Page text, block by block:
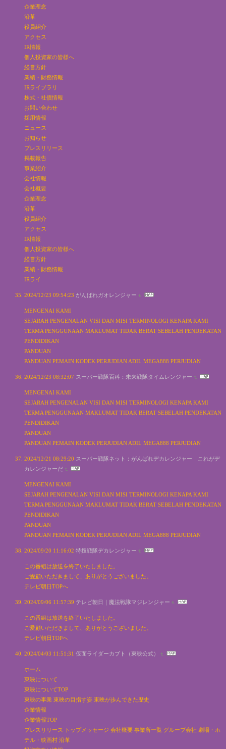
企業理念
沿革
役員紹介
アクセス
IR情報
個人投資家の皆様へ
経営方針
業績・財務情報
IRライブラリ
株式・社債情報
お問い合わせ
採用情報
ニュース
お知らせ
プレスリリース
掲載報告
事業紹介
会社情報
会社概要
企業理念
沿革
役員紹介
アクセス
IR情報
個人投資家の皆様へ
経営方針
業績・財務情報
IRライ
2024/12/23 09:54:23 がんばれガオレンジャー
MENGENAI KAMI
SEJARAH PENGENALAN VISI DAN MISI TERMINOLOGI KENAPA KAMI
TERMA PENGGUNAAN MAKLUMAT TIDAK BERAT SEBELAH PENDEKATAN
PENDIDIKAN
PANDUAN
PANDUAN PEMAIN KODEK PERJUDIAN ADIL MEGA888 PERJUDIAN
2024/12/23 08:32:07 スーパー戦隊百科：未来戦隊タイムレンジャー
MENGENAI KAMI
SEJARAH PENGENALAN VISI DAN MISI TERMINOLOGI KENAPA KAMI
TERMA PENGGUNAAN MAKLUMAT TIDAK BERAT SEBELAH PENDEKATAN
PENDIDIKAN
PANDUAN
PANDUAN PEMAIN KODEK PERJUDIAN ADIL MEGA888 PERJUDIAN
2024/12/21 08:29:20 スーパー戦隊ネット：がんばれデカレンジャー これがデ
カレンジャーだ
MENGENAI KAMI
SEJARAH PENGENALAN VISI DAN MISI TERMINOLOGI KENAPA KAMI
TERMA PENGGUNAAN MAKLUMAT TIDAK BERAT SEBELAH PENDEKATAN
PENDIDIKAN
PANDUAN
PANDUAN PEMAIN KODEK PERJUDIAN ADIL MEGA888 PERJUDIAN
2024/09/20 11:16:02 特捜戦隊デカレンジャー
この番組は放送を終了いたしました。
ご愛顧いただきまして、ありがとうございました。
テレビ朝日TOPへ
2024/09/06 11:57:39 テレビ朝日｜魔法戦隊マジレンジャー
この番組は放送を終了いたしました。
ご愛顧いただきまして、ありがとうございました。
テレビ朝日TOPへ
2024/04/03 11:51:31 仮面ライダーカブト（東映公式）
ホーム
東映について
東映についてTOP
東映の事業 東映の目指す姿 東映が歩んできた歴史
企業情報
企業情報TOP
プレスリリース トップメッセージ 会社概要 事業所一覧 グループ会社 劇場・ホ
テル・映画村 沿革